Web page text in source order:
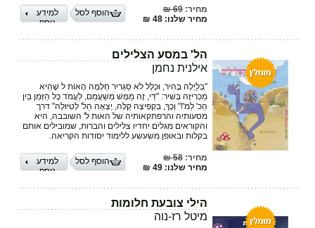
מחיר:69 ₪
מחיר שלנו: 48 ₪
למידע
נוסף
הוסף לסל
הל' במסע הצלילים
אילנית נחמן
"בְּלַיְלָה בָּהִיר, וּכְלָל לֹא סַגְרִיר חָלְמָה הָאוֹת ל שֶׁהִיא
מַכְרִיזָה בְּשִׁיר: "דַּי, זֶה מַמָּשׁ מְשַׁעֲמֵם, לַעֲמֹד כָּל הַזְּמַן בֵּין
הַכ' לַמ'!" וְכָךְ, בִּקְפִיצָה קַלָּה, יָצְאָה הַל' לְטִיּוּלָהּ" דרך
מסעותיה והרפתקאותיה של האות ל' השובבה, היא
והקוראים מגלים יחדיו צלילים והברות, שמובילים אותם
בקלות ובאופן משעשע ללימוד יסודות הקריאה.
מחיר:58 ₪
מחיר שלנו: 49 ₪
למידע
נוסף
הוסף לסל
הילי צובעת חלומות
מיטל רז-נוה